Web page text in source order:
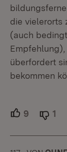
die vielerorts
(auch
überfordert
bekommen
9 1